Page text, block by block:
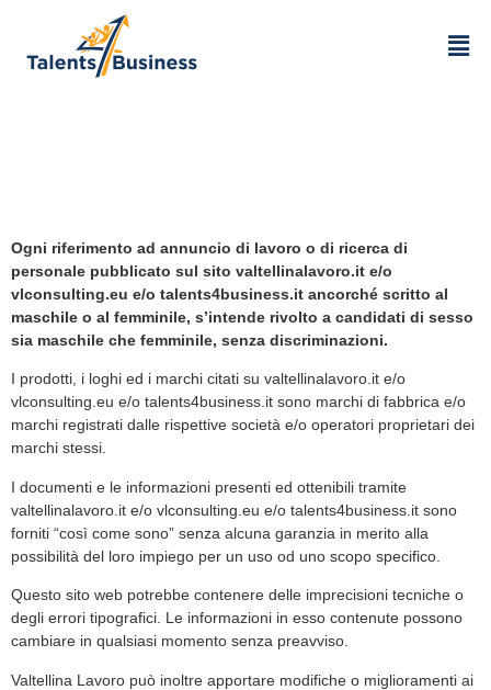
Note legali
Ogni riferimento ad annuncio di lavoro o di ricerca di
personale pubblicato sul sito valtellinalavoro.it e/o
vlconsulting.eu e/o talents4business.it ancorché scritto al
maschile o al femminile, s’intende rivolto a candidati di sesso
sia maschile che femminile, senza discriminazioni.
I prodotti, i loghi ed i marchi citati su valtellinalavoro.it e/o
vlconsulting.eu e/o talents4business.it sono marchi di fabbrica e/o
marchi registrati dalle rispettive società e/o operatori proprietari dei
marchi stessi.
I documenti e le informazioni presenti ed ottenibili tramite
valtellinalavoro.it e/o vlconsulting.eu e/o talents4business.it sono
forniti “così come sono” senza alcuna garanzia in merito alla
possibilità del loro impiego per un uso od uno scopo specifico.
Questo sito web potrebbe contenere delle imprecisioni tecniche o
degli errori tipografici. Le informazioni in esso contenute possono
cambiare in qualsiasi momento senza preavviso.
Valtellina Lavoro può inoltre apportare modifiche o miglioramenti ai